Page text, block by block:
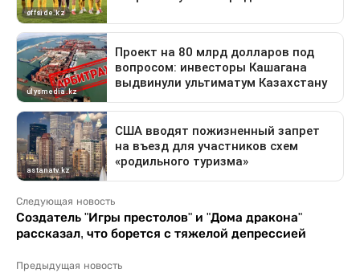
Следующая новость
Создатель "Игры престолов" и "Дома дракона"
рассказал, что борется с тяжелой депрессией
Предыдущая новость